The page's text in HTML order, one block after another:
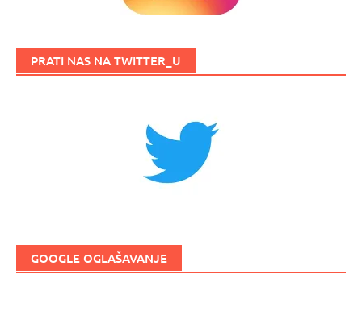
PRATI NAS NA TWITTER_U
GOOGLE OGLAŠAVANJE